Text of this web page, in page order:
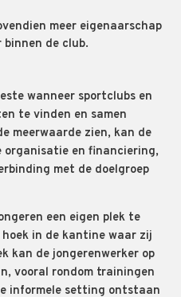
meer eigenaarschap
de club.
wanneer sportclubs en
te vinden en samen
meerwaarde zien, kan de
organisatie en financiering,
met de doelgroep
een eigen plek te
in de kantine waar zij
kan de jongerenwerker op
vooral rondom trainingen
informele setting ontstaan